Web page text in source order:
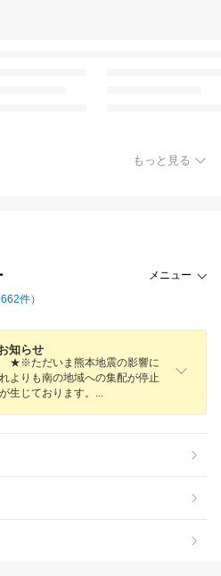
もっと見る
メニュー
662件）
知らせ
ただいま熊本地震の影響に
よりも南の地域への集配が停止
生じております。